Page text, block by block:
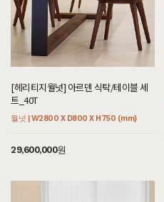
[헤리티지월넛] 아르덴 식탁/테이블 세
트_40T
월넛 | W2800 X D800 X H750 (mm)
29,600,000원